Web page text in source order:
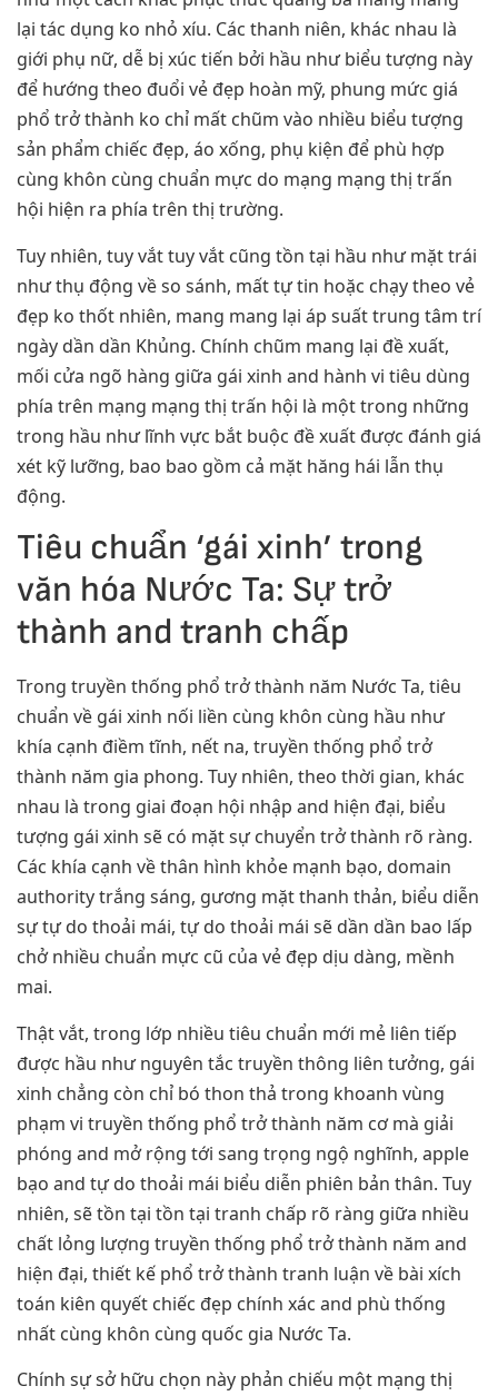
lại tác dụng ko nhỏ xíu. Các thanh niên, khác nhau là
giới phụ nữ, dễ bị xúc tiến bởi hầu như biểu tượng này
để hướng theo đuổi vẻ đẹp hoàn mỹ, phung mức giá
phổ trở thành ko chỉ mất chũm vào nhiều biểu tượng
sản phẩm chiếc đẹp, áo xống, phụ kiện để phù hợp
cùng khôn cùng chuẩn mực do mạng mạng thị trấn
hội hiện ra phía trên thị trường.
Tuy nhiên, tuy vắt tuy vắt cũng tồn tại hầu như mặt trái
như thụ động về so sánh, mất tự tin hoặc chạy theo vẻ
đẹp ko thốt nhiên, mang mang lại áp suất trung tâm trí
ngày dần dần Khủng. Chính chũm mang lại đề xuất,
mối cửa ngõ hàng giữa gái xinh and hành vi tiêu dùng
phía trên mạng mạng thị trấn hội là một trong những
trong hầu như lĩnh vực bắt buộc đề xuất được đánh giá
xét kỹ lưỡng, bao bao gồm cả mặt hăng hái lẫn thụ
động.
Tiêu chuẩn ‘gái xinh’ trong
văn hóa Nước Ta: Sự trở
thành and tranh chấp
Trong truyền thống phổ trở thành năm Nước Ta, tiêu
chuẩn về gái xinh nối liền cùng khôn cùng hầu như
khía cạnh điềm tĩnh, nết na, truyền thống phổ trở
thành năm gia phong. Tuy nhiên, theo thời gian, khác
nhau là trong giai đoạn hội nhập and hiện đại, biểu
tượng gái xinh sẽ có mặt sự chuyển trở thành rõ ràng.
Các khía cạnh về thân hình khỏe mạnh bạo, domain
authority trắng sáng, gương mặt thanh thản, biểu diễn
sự tự do thoải mái, tự do thoải mái sẽ dần dần bao lấp
chở nhiều chuẩn mực cũ của vẻ đẹp dịu dàng, mềnh
mai.
Thật vắt, trong lớp nhiều tiêu chuẩn mới mẻ liên tiếp
được hầu như nguyên tắc truyền thông liên tưởng, gái
xinh chẳng còn chỉ bó thon thả trong khoanh vùng
phạm vi truyền thống phổ trở thành năm cơ mà giải
phóng and mở rộng tới sang trọng ngộ nghĩnh, apple
bạo and tự do thoải mái biểu diễn phiên bản thân. Tuy
nhiên, sẽ tồn tại tồn tại tranh chấp rõ ràng giữa nhiều
chất lỏng lượng truyền thống phổ trở thành năm and
hiện đại, thiết kế phổ trở thành tranh luận về bài xích
toán kiên quyết chiếc đẹp chính xác and phù thống
nhất cùng khôn cùng quốc gia Nước Ta.
Chính sự sở hữu chọn này phản chiếu một mạng thị